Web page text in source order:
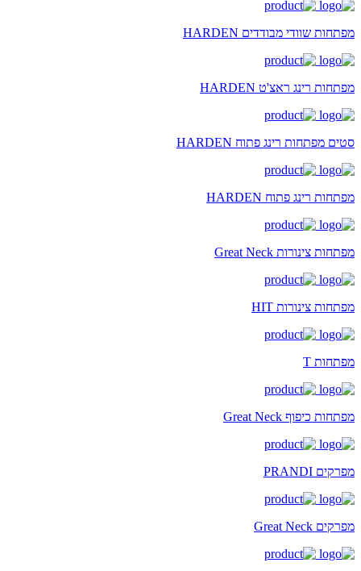
מפתחות שוודי מבודדים HARDEN
מפתחות רינג ראצ'ט HARDEN
סטים מפתחות רינג פתוח HARDEN
מפתחות רינג פתוח HARDEN
מפתחות צינורות Great Neck
מפתחות צינורות HIT
מפתחות T
מפתחות כיפוף Great Neck
מפרקים PRANDI
מפרקים Great Neck